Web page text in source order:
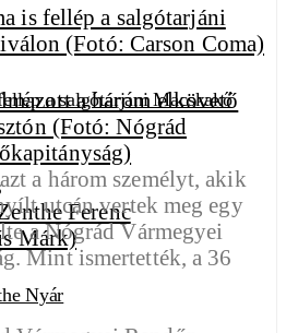
a salgótarjáni Macskakő
Nyár
a három személyt, akik
utcán vertek meg egy
a Nógrád Vármegyei
Mint ismertették, a 36